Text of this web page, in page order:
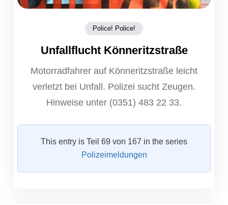
Police! Police!
Unfallflucht Könneritzstraße
Motorradfahrer auf Könneritzstraße leicht
verletzt bei Unfall. Polizei sucht Zeugen.
Hinweise unter (0351) 483 22 33.
This entry is Teil 69 von 167 in the series
Polizeimeldungen